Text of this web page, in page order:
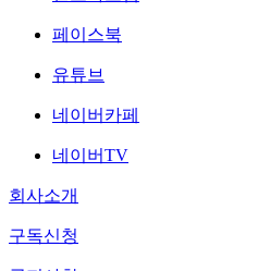
페이스북
유튜브
네이버카페
네이버TV
회사소개
구독신청